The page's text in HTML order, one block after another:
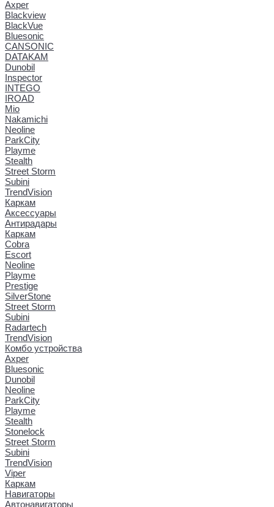
Axper
Blackview
BlackVue
Bluesonic
CANSONIC
DATAKAM
Dunobil
Inspector
INTEGO
IROAD
Mio
Nakamichi
Neoline
ParkCity
Playme
Stealth
Street Storm
Subini
TrendVision
Каркам
Аксессуары
Антирадары
Каркам
Cobra
Escort
Neoline
Playme
Prestige
SilverStone
Street Storm
Subini
Radartech
TrendVision
Комбо устройства
Axper
Bluesonic
Dunobil
Neoline
ParkCity
Playme
Stealth
Stonelock
Street Storm
Subini
TrendVision
Viper
Каркам
Навигаторы
Автонавигаторы